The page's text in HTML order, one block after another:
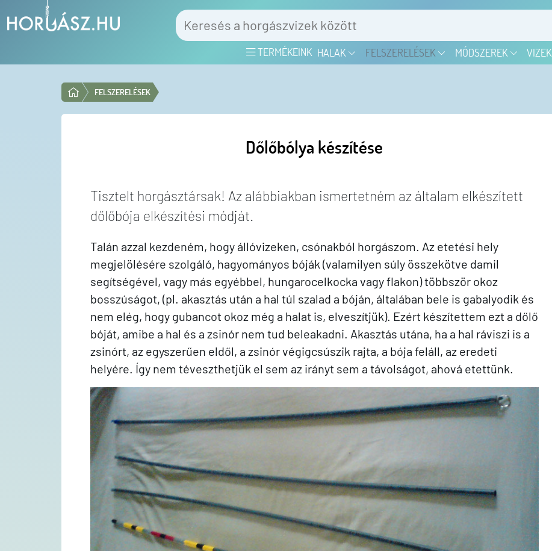
TERMÉKEINK HALAK FELSZERELÉSEK MÓDSZEREK VIZEK
FELSZERELÉSEK
Dőlőbólya készítése
Tisztelt horgásztársak! Az alábbiakban ismertetném az általam elkészített
dőlőbója elkészítési módját.
Talán azzal kezdeném, hogy állóvizeken, csónakból horgászom. Az etetési hely
megjelölésére szolgáló, hagyományos bóják (valamilyen súly összekötve damil
segítségével, vagy más egyébbel, hungarocelkocka vagy flakon) többször okoz
bosszúságot, (pl. akasztás után a hal túl szalad a bóján, általában bele is gabalyodik és
nem elég, hogy gubancot okoz még a halat is, elveszítjük). Ezért készítettem ezt a dőlő
bóját, amibe a hal és a zsinór nem tud beleakadni. Akasztás utána, ha a hal ráviszi is a
zsinórt, az egyszerűen eldől, a zsinór végigcsúszik rajta, a bója feláll, az eredeti
helyére. Így nem téveszthetjük el sem az irányt sem a távolságot, ahová etettünk.